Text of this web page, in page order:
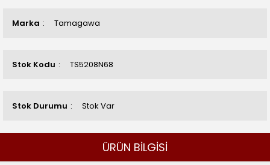
Marka Tamagawa
Stok Kodu TS5208N68
Stok Durumu Stok Var
ÜRÜN BİLGİSİ